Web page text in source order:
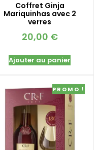
Coffret Ginja
Mariquinhas avec 2
verres
20,00 €
Ajouter au panier
PROMO !